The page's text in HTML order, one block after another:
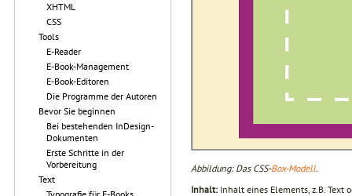
XHTML
CSS
Tools
E-Reader
E-Book-Management
E-Book-Editoren
Die Programme der Autoren
Bevor Sie beginnen
Bei bestehenden InDesign-
Dokumenten
Erste Schritte in der
Vorbereitung
Text
Abbildung: Das CSS-Box-Modell.
Inhalt: Inhalt eines Elements, z.B. Text